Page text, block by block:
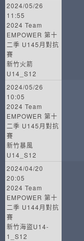
2024/05/26
11:55
2024 Team
EMPOWER 第十
二季 U145月對抗
賽
新竹火箭
U14_S12
2024/05/26
10:05
2024 Team
EMPOWER 第十
二季 U145月對抗
賽
新竹暴風
U14_S12
2024/04/20
20:05
2024 Team
EMPOWER 第十
二季 U144月對抗
賽
新竹海盜U14-
1_S12